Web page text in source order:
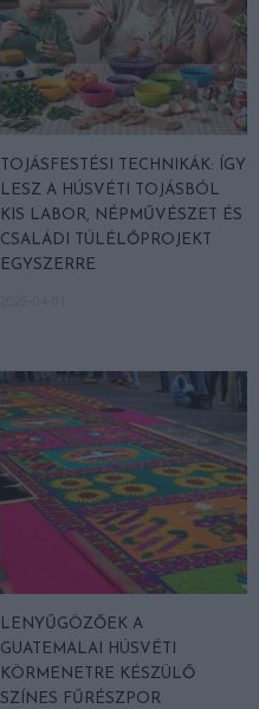
TOJÁSFESTÉSI TECHNIKÁK: ÍGY
LESZ A HÚSVÉTI TOJÁSBÓL
KIS LABOR, NÉPMŰVÉSZET ÉS
CSALÁDI TÚLÉLŐPROJEKT
EGYSZERRE
LENYŰGÖZŐEK A
GUATEMALAI HÚSVÉTI
KÖRMENETRE KÉSZÜLŐ
SZÍNES FŰRÉSZPOR